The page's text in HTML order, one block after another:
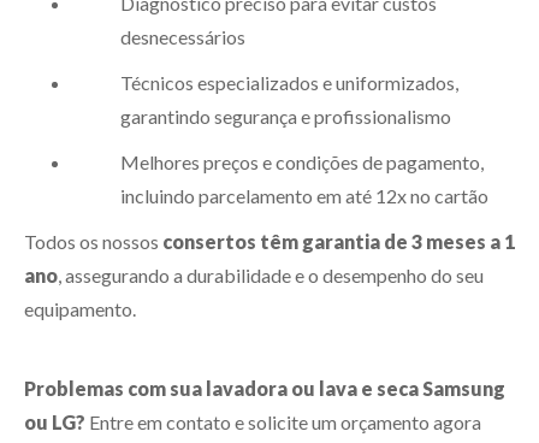
desnecessários
Técnicos especializados e uniformizados,
garantindo segurança e profissionalismo
Melhores preços e condições de pagamento,
incluindo parcelamento em até 12x no cartão
Todos os nossos consertos têm garantia de 3 meses a 1
ano, assegurando a durabilidade e o desempenho do seu
equipamento.
Problemas com sua lavadora ou lava e seca Samsung
ou LG? Entre em contato e solicite um orçamento agora